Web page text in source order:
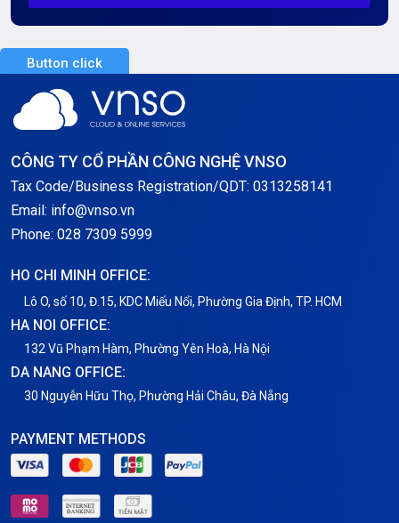
Server Dedicated (Máy chủ riêng)
Server GPU
Server Windows
Notification
Thông tin chung
Tin tức
Button click
CÔNG TY CỔ PHẦN CÔNG NGHỆ VNSO
Tax Code/Business Registration/QDT: 0313258141
Email: info@vnso.vn
Phone: 028 7309 5999
HO CHI MINH OFFICE:
Lô O, số 10, Đ.15, KDC Miếu Nổi, Phường Gia Định, TP. HCM
HA NOI OFFICE:
132 Vũ Phạm Hàm, Phường Yên Hoà, Hà Nội
DA NANG OFFICE:
30 Nguyễn Hữu Thọ, Phường Hải Châu, Đà Nẵng
PAYMENT METHODS